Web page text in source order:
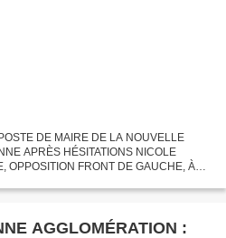
DE MAIRE DE LA NOUVELLE
APRÈS HÉSITATIONS NICOLE
OPPOSITION FRONT DE GAUCHE, À
AGGLOMÉRATION :